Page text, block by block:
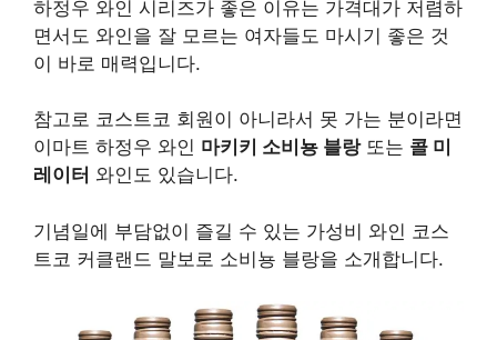
하정우 와인 시리즈가 좋은 이유는 가격대가 저렴하
면서도 와인을 잘 모르는 여자들도 마시기 좋은 것
이 바로 매력입니다.
참고로 코스트코 회원이 아니라서 못 가는 분이라면
이마트 하정우 와인 마키키 소비뇽 블랑또는 콜 미
레이터 와인도 있습니다.
기념일에 부담없이 즐길 수 있는 가성비 와인 코스
트코 커클랜드 말보로 소비뇽 블랑을 소개합니다.